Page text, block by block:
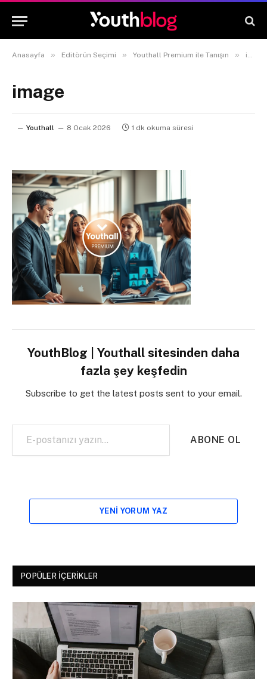
Anasayfa » Editörün Seçimi » Youthall Premium ile Tanışın » image
image
Youthall 8 Ocak 2026 1 dk okuma süresi
YouthBlog | Youthall sitesinden daha
fazla şey keşfedin
Subscribe to get the latest posts sent to your email.
E-postanızı yazın…
ABONE OL
YENI YORUM YAZ
POPÜLER İÇERIKLER